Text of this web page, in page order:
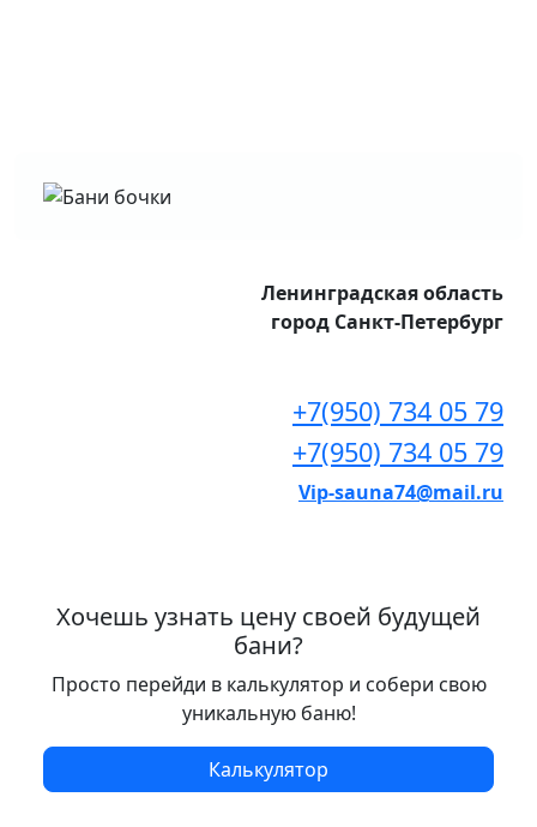
Ленинградская область
город Санкт-Петербург
+7(950) 734 05 79
+7(950) 734 05 79
Vip-sauna74@mail.ru
Хочешь узнать цену своей будущей
бани?
Просто перейди в калькулятор и собери свою
уникальную баню!
Калькулятор